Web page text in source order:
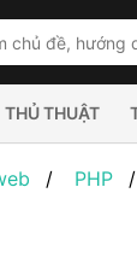
THỦ THUẬT
PHP